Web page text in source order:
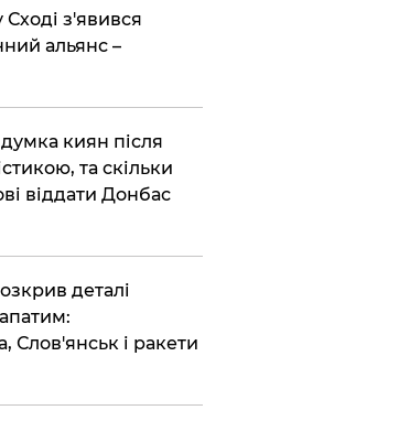
з'явився
альянс –
киян після
та скільки
віддати Донбас
деталі
Слов'янськ і ракети